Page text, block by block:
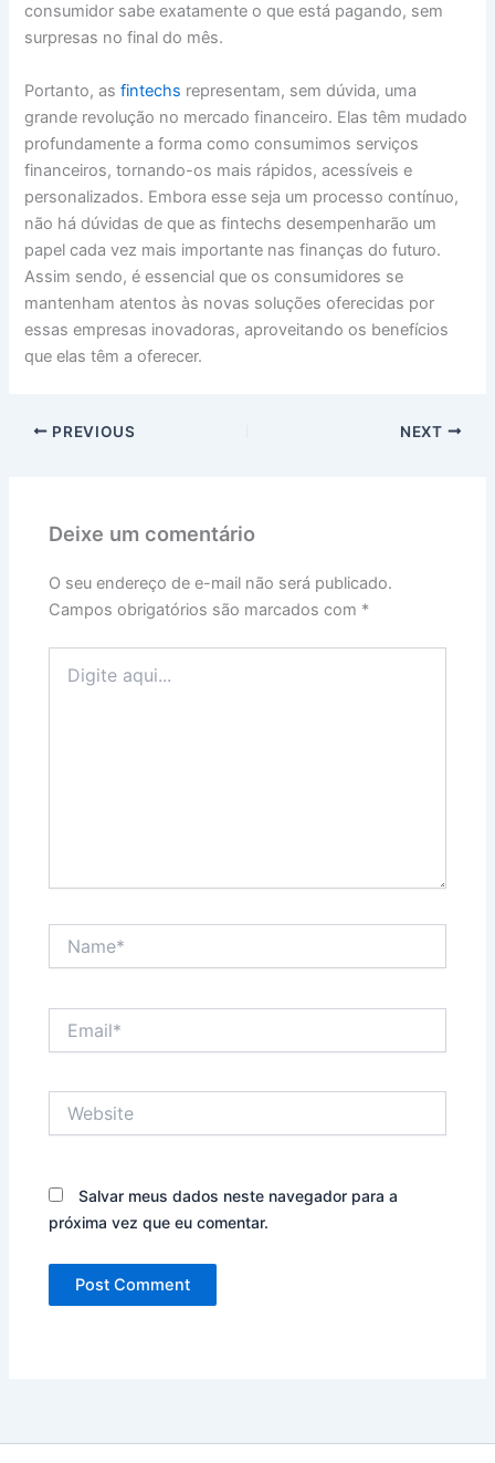
consumidor sabe exatamente o que está pagando, sem
surpresas no final do mês.
Portanto, asfintechs representam, sem dúvida, uma
grande revolução no mercado financeiro. Elas têm mudado
profundamente a forma como consumimos serviços
financeiros, tornando-os mais rápidos, acessíveis e
personalizados. Embora esse seja um processo contínuo,
não há dúvidas de que as fintechs desempenharão um
papel cada vez mais importante nas finanças do futuro.
Assim sendo, é essencial que os consumidores se
mantenham atentos às novas soluções oferecidas por
essas empresas inovadoras, aproveitando os benefícios
que elas têm a oferecer.
PREVIOUS NEXT
Deixe um comentário
O seu endereço de e-mail não será publicado.
Campos obrigatórios são marcados com *
aqui...
Salvar meus dados neste navegador para a
próxima vez que eu comentar.